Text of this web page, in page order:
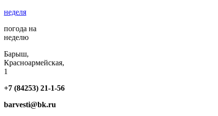
неделя
погода на
неделю
Барыш,
Красноармейская,
1
+7 (84253) 21-1-56
barvesti@bk.ru